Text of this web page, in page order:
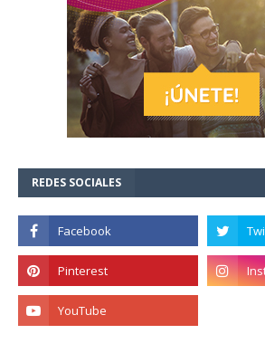
REDES SOCIALES